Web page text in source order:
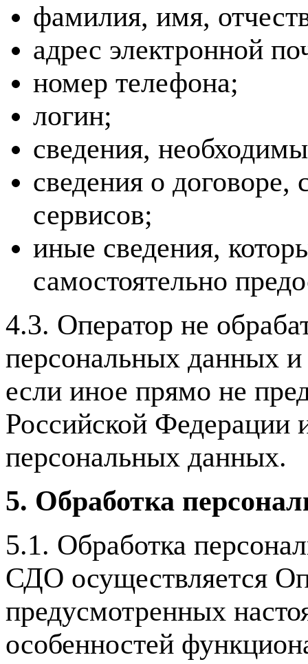
фамилия, имя,
адрес электронной
номер телефона;
логин;
сведения,
сведения о договоре,
сервисов;
иные сведения,
самостоятельно
4.3. Оператор не
персональных данных
если иное прямо не
Российской Федерации
персональных данных.
5. Обработка
5.1. Обработка
СДО осуществляется
предусмотренных
особенностей